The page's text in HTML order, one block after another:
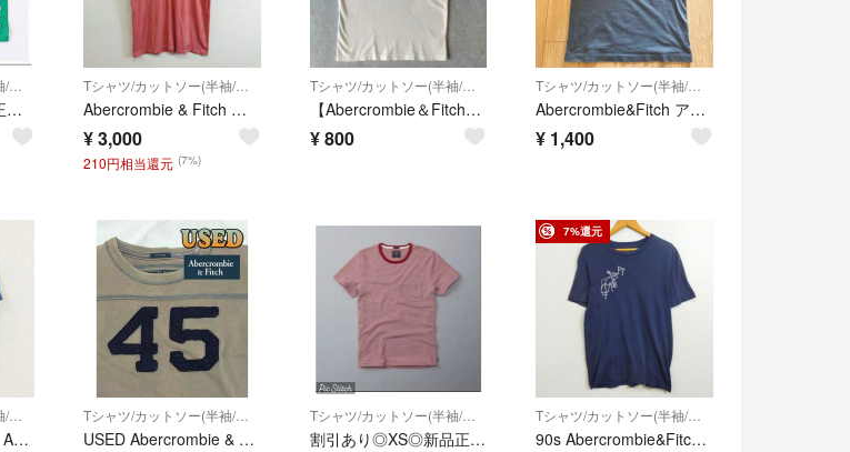
Tシャツ/カットソー(半袖/袖なし)
割引あり◎S◎新品正規品◎アバクロ◎UネックTシャツ◎送料込
Tシャツ/カットソー(半袖/袖なし)
Abercrombie & Fitch アバクロンビー&フィッチ A＆F Tシャツ 半袖 ヘンリーネック アメカジ 古着 ピンク系 XL H14
¥3,000
210円相当還元 (7%)
Tシャツ/カットソー(半袖/袖なし)
【Abercrombie＆Fitch】Tシャツ メンズS
¥800
Tシャツ/カットソー(半袖/袖なし)
Abercrombie&Fitch アバクロンビー&フィッチ 半袖Tシャツ Mサイズ
¥ 1,400
Tシャツ/カットソー(半袖/袖なし)
【値引き交渉OK！】Abercrombie & Fitch アバクロンビー＆フィッチ MUSCLE 半袖プリントTシャツ 紺 ネイビー Lサイズ 古着
Tシャツ/カットソー(半袖/袖なし)
USED Abercrombie & Fitch ダメージ加工 Tシャツ M
Tシャツ/カットソー(半袖/袖なし)
割引あり◎XS◎新品正規品◎アバクロ◎UネックTシャツ◎送料込
7%還元
Tシャツ/カットソー(半袖/袖なし)
90s Abercrombie&Fitch アバクロ A&F Tシャツ ロゴ 刺繍 バックプリント アメカジ シングルステッチ 古着 VINTAGE ネイビー M G281